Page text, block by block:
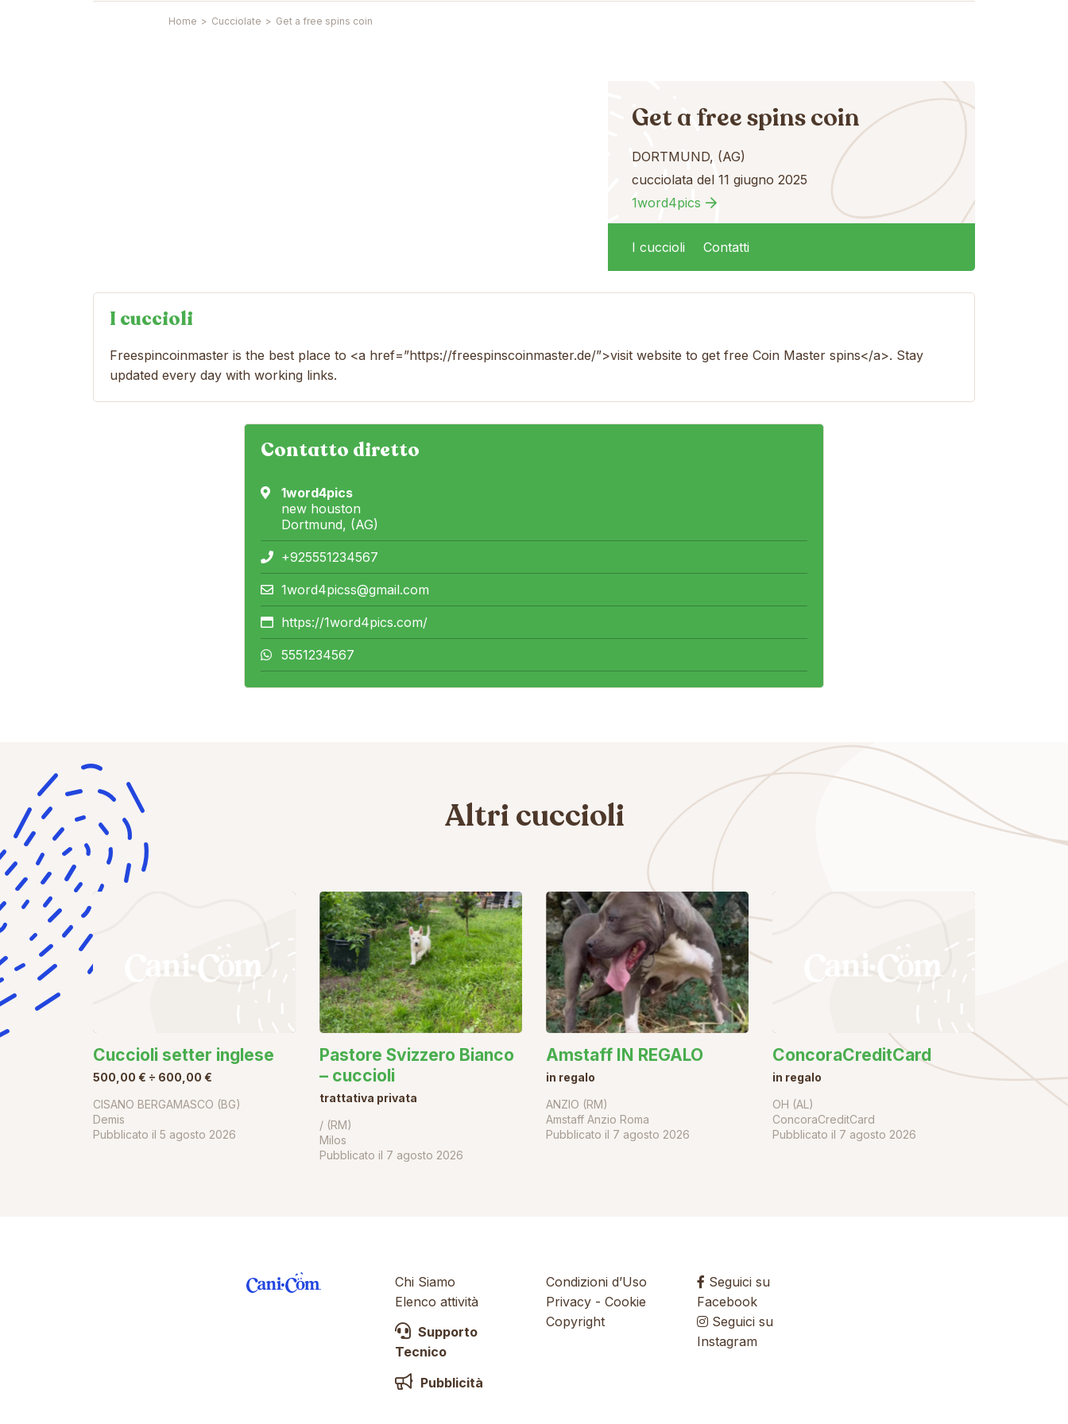
Home > Cucciolate > Get a free spins coin
Get a free spins coin
DORTMUND, (AG)
cucciolata del 11 giugno 2025
1word4pics
I cuccioli Contatti
I cuccioli
Freespincoinmaster is the best place to <a href=”https://freespinscoinmaster.de/”>visit website to get free Coin Master spins</a>. Stay
updated every day with working links.
Contatto diretto
1word4pics
new houston
Dortmund, (AG)
+925551234567
1word4picss@gmail.com
https://1word4pics.com/
5551234567
Altri cuccioli
Cuccioli setter inglese
500,00 € ÷ 600,00 €
CISANO BERGAMASCO (BG)
Demis
Pubblicato il 5 agosto 2026
Pastore Svizzero Bianco
– cuccioli
trattativa privata
/ (RM)
Milos
Pubblicato il 7 agosto 2026
Amstaff IN REGALO
in regalo
ANZIO (RM)
Amstaff Anzio Roma
Pubblicato il 7 agosto 2026
ConcoraCreditCard
in regalo
OH (AL)
ConcoraCreditCard
Pubblicato il 7 agosto 2026
Chi Siamo
Elenco attività
Supporto
Tecnico
Pubblicità
Condizioni d’Uso
Privacy - Cookie
Copyright
Seguici su
Facebook
Seguici su
Instagram